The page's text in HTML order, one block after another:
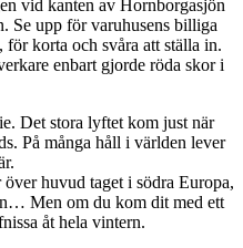
vid kanten av Hornborgasjön
Se upp för varuhusens billiga
korta och svåra att ställa in.
enbart gjorde röda skor i
Det stora lyftet kom just när
På många håll i världen lever
huvud taget i södra Europa,
Men om du kom dit med ett
åt hela vintern.